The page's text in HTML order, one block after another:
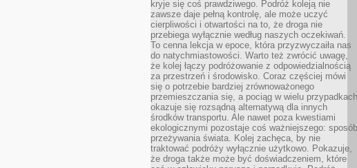
kryje się coś prawdziwego. Podróż koleją nie
zawsze daje pełną kontrolę, ale może uczyć
cierpliwości i otwartości na to, że droga nie
przebiega wyłącznie według naszych oczekiwań.
To cenna lekcja w epoce, która przyzwyczaiła nas
do natychmiastowości. Warto też zwrócić uwagę,
że kolej łączy podróżowanie z odpowiedzialnością
za przestrzeń i środowisko. Coraz częściej mówi
się o potrzebie bardziej zrównoważonego
przemieszczania się, a pociąg w wielu przypadkach
okazuje się rozsądną alternatywą dla innych
środków transportu. Ale nawet poza kwestiami
ekologicznymi pozostaje coś ważniejszego: sposób
przeżywania świata. Kolej zachęca, by nie
traktować podróży wyłącznie użytkowo. Pokazuje,
że droga także może być doświadczeniem, które